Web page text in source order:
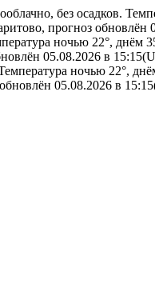
без осадков.
прогноз обновлён
ночью 22°, днём
05.08.2026 в
ночью 22°,
05.08.2026 в